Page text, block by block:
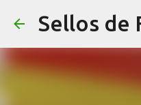
Sellos de